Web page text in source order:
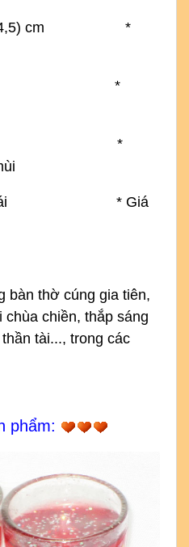
cm *
h *
dạng *
/ 12 cái * Giá
bàn thờ cúng gia tiên,
chiền, thắp sáng
tài..., trong các
phẩm: